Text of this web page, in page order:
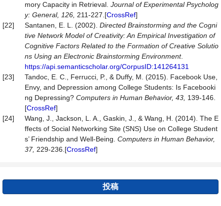
mory Capacity in Retrieval. Journal of ExperimentalPsycholog
y: General, 126, 211-227.[CrossRef]
[22]
Santanen, E. L. (2002). Directed Brainstorming and the Cogni
tive Network Model of Creativity: An Empirical Investigation of
Cognitive Factors Related to the Formation of Creative Solutio
ns Using an Electronic Brainstorming Environment.
https://api.semanticscholar.org/CorpusID:141264131
[23]
Tandoc, E. C., Ferrucci, P., & Duffy, M. (2015). Facebook Use,
Envy, and Depression among College Students: Is Facebooki
ng Depressing? Computers in Human Behavior, 43, 139-146.
[CrossRef]
[24]
Wang, J., Jackson, L. A., Gaskin, J., & Wang, H. (2014). The E
ffects of Social Networking Site (SNS) Use on College Student
s’ Friendship and Well-Being. Computers in Human Behavior,
37, 229-236.[CrossRef]
投稿